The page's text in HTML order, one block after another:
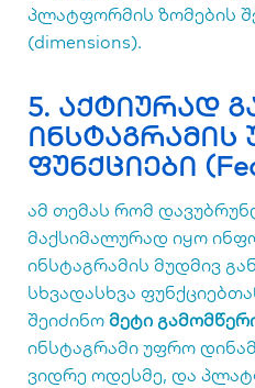
პლატფორმის ზომების
(dimensions).
5. აქტიურად
ინსტაგრამის
ფუნქციები
ამ თემას რომ
მაქსიმალურად იყო
ინსტაგრამის მუდმივ
სხვადასხვა
შეიძინო მეტი
ინსტაგრამი უფრო
ვიდრე ოდესმე, და